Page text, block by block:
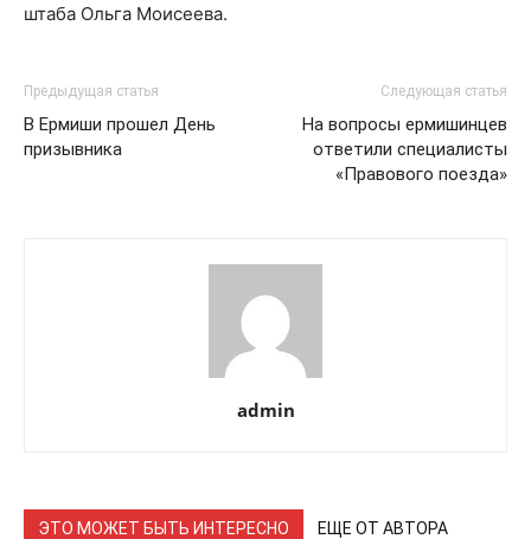
штаба Ольга Моисеева.
Предыдущая статья
В Ермиши прошел День
призывника
Следующая статья
На вопросы ермишинцев
ответили специалисты
«Правового поезда»
admin
ЭТО МОЖЕТ БЫТЬ ИНТЕРЕСНО ЕЩЕ ОТ АВТОРА